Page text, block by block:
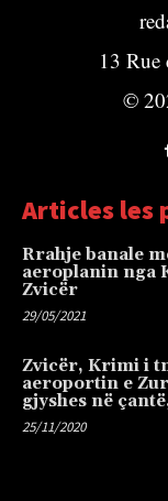
13
©
Articles les
Rrahje banale
aeroplanin nga
Zvicër
29/05/2021
Zvicër, Krimi i
aeroportin e
gjyshes në
25/11/2020